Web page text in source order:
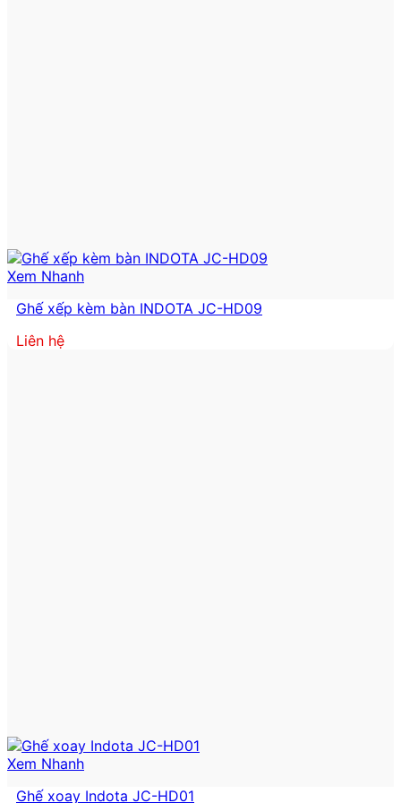
Xem Nhanh
Ghế xếp kèm bàn INDOTA JC-HD09
Liên hệ
Xem Nhanh
Ghế xoay Indota JC-HD01